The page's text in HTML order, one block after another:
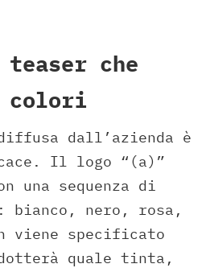
che
colori
dall’azienda è
Il logo “(a)”
una sequenza di
nero, rosa,
viene specificato
quale tinta,